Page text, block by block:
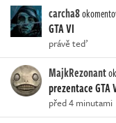
carcha8
GTA VI
právě teď
MajkRezonant
prezentace GTA
před 4 minutami